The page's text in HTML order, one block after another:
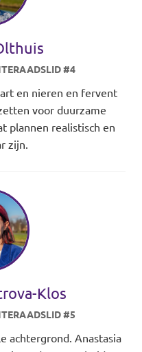
#4
en nieren en fervent
voor duurzame
plannen realistisch en
zijn.
Klos
#5
achtergrond. Anastasia